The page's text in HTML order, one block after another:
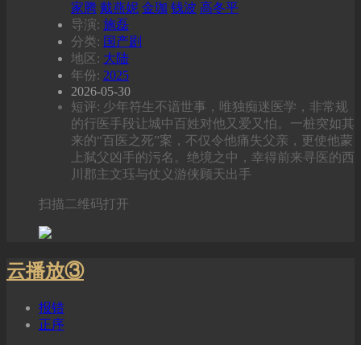
家腾 戴燕妮 金珈 钱波 高冬平
导演: 施磊
分类: 国产剧
地区: 大陆
年份: 2025
2026-05-30
短评: 少年符生不谙世事，唯独痴迷医学，非常规
的行医手段让城中百姓对他又爱又怕。一桩突如其
来的“百医之死”案，不仅令他痛失父亲，更使他蒙
上弑父凶手的污名。绝境之中，幸得前来寻医的西
川郡主文珏与仗义游侠顾天出手
扫描二维码打开
云播放③
报错
正序